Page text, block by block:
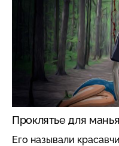
Проклятье для
Его называли